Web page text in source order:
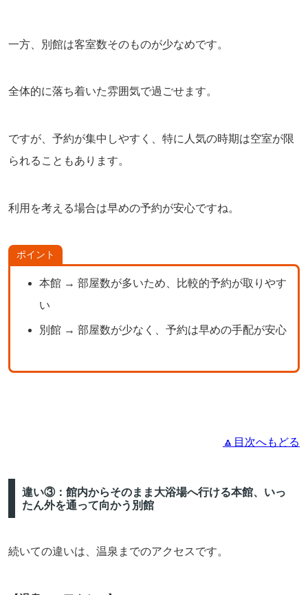
一方、別館は客室数そのものが少なめです。
全体的に落ち着いた雰囲気で過ごせます。
ですが、予約が集中しやすく、特に人気の時期は空室が限
られることもあります。
利用を考える場合は早めの予約が安心ですね。
ポイント
本館 → 部屋数が多いため、比較的予約が取りやす
い
別館 → 部屋数が少なく、予約は早めの手配が安心
🔼目次へもどる
違い③：館内からそのまま大浴場へ行ける本館、いっ
たん外を通って向かう別館
続いての違いは、温泉までのアクセスです。